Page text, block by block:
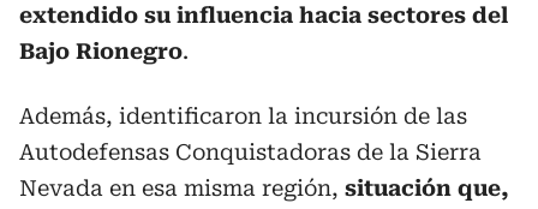
extendido su influencia hacia sectores del
Bajo Rionegro.
Además, identificaron la incursión de las
Autodefensas Conquistadoras de la Sierra
Nevada en esa misma región, situación que,